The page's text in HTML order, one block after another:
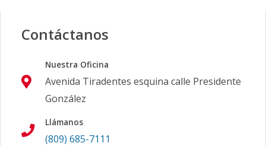
Contáctanos
Nuestra Oficina
Avenida Tiradentes esquina calle Presidente
González
Llámanos
(809) 685-7111